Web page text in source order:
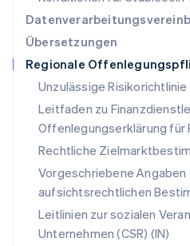
Übersetzungen
Regionale
Unzulässige
Leitfaden zu
Offenlegungserklärung für
Rechtliche
Vorgeschriebene Angaben
aufsichtsrechtlichen
Leitlinien zur sozialen
Unternehmen (CSR) (IN)
Slowakei
English
Slowenien
English Italiano
Sonderverwaltungsregion
China
English简体中文
Spanien
Thailand
ไทยEnglish
Tschechische Republik
English